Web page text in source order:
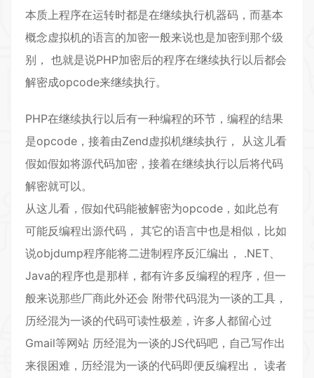
本质上程序在运转时都是在继续执行机器码，而基本
概念虚拟机的语言的加密一般来说也是加密到那个级
别， 也就是说PHP加密后的程序在继续执行以后都会
解密成opcode来继续执行。
PHP在继续执行以后有一种编程的环节，编程的结果
是opcode，接着由Zend虚拟机继续执行， 从这儿看
假如假如将源代码加密，接着在继续执行以后将代码
解密就可以。
从这儿看，假如代码能被解密为opcode，如此总有
可能反编程出源代码， 其它的语言中也是相似，比如
说objdump程序能将二进制程序反汇编出， .NET、
Java的程序也是那样，都有许多反编程的程序，但一
般来说那些厂商此外还会 附带代码混为一谈的工具，
历经混为一谈的代码可读性极差，许多人都留心过
Gmail等网站 历经混为一谈的JS代码吧，自己写作出
来很困难，历经混为一谈的代码即便反编程出， 读者